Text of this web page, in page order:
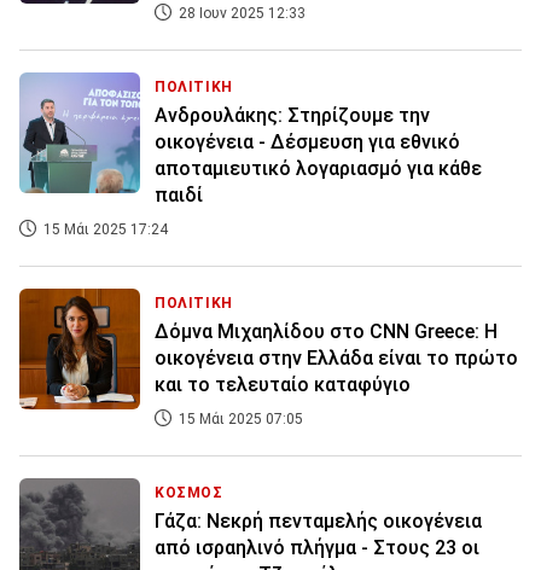
28 Ιουν 2025 12:33
ΠΟΛΙΤΙΚΗ
Ανδρουλάκης: Στηρίζουμε την
οικογένεια - Δέσμευση για εθνικό
αποταμιευτικό λογαριασμό για κάθε
παιδί
15 Μάι 2025 17:24
ΠΟΛΙΤΙΚΗ
Δόμνα Μιχαηλίδου στο CNN Greece: Η
οικογένεια στην Ελλάδα είναι το πρώτο
και το τελευταίο καταφύγιο
15 Μάι 2025 07:05
ΚΟΣΜΟΣ
Γάζα: Νεκρή πενταμελής οικογένεια
από ισραηλινό πλήγμα - Στους 23 οι